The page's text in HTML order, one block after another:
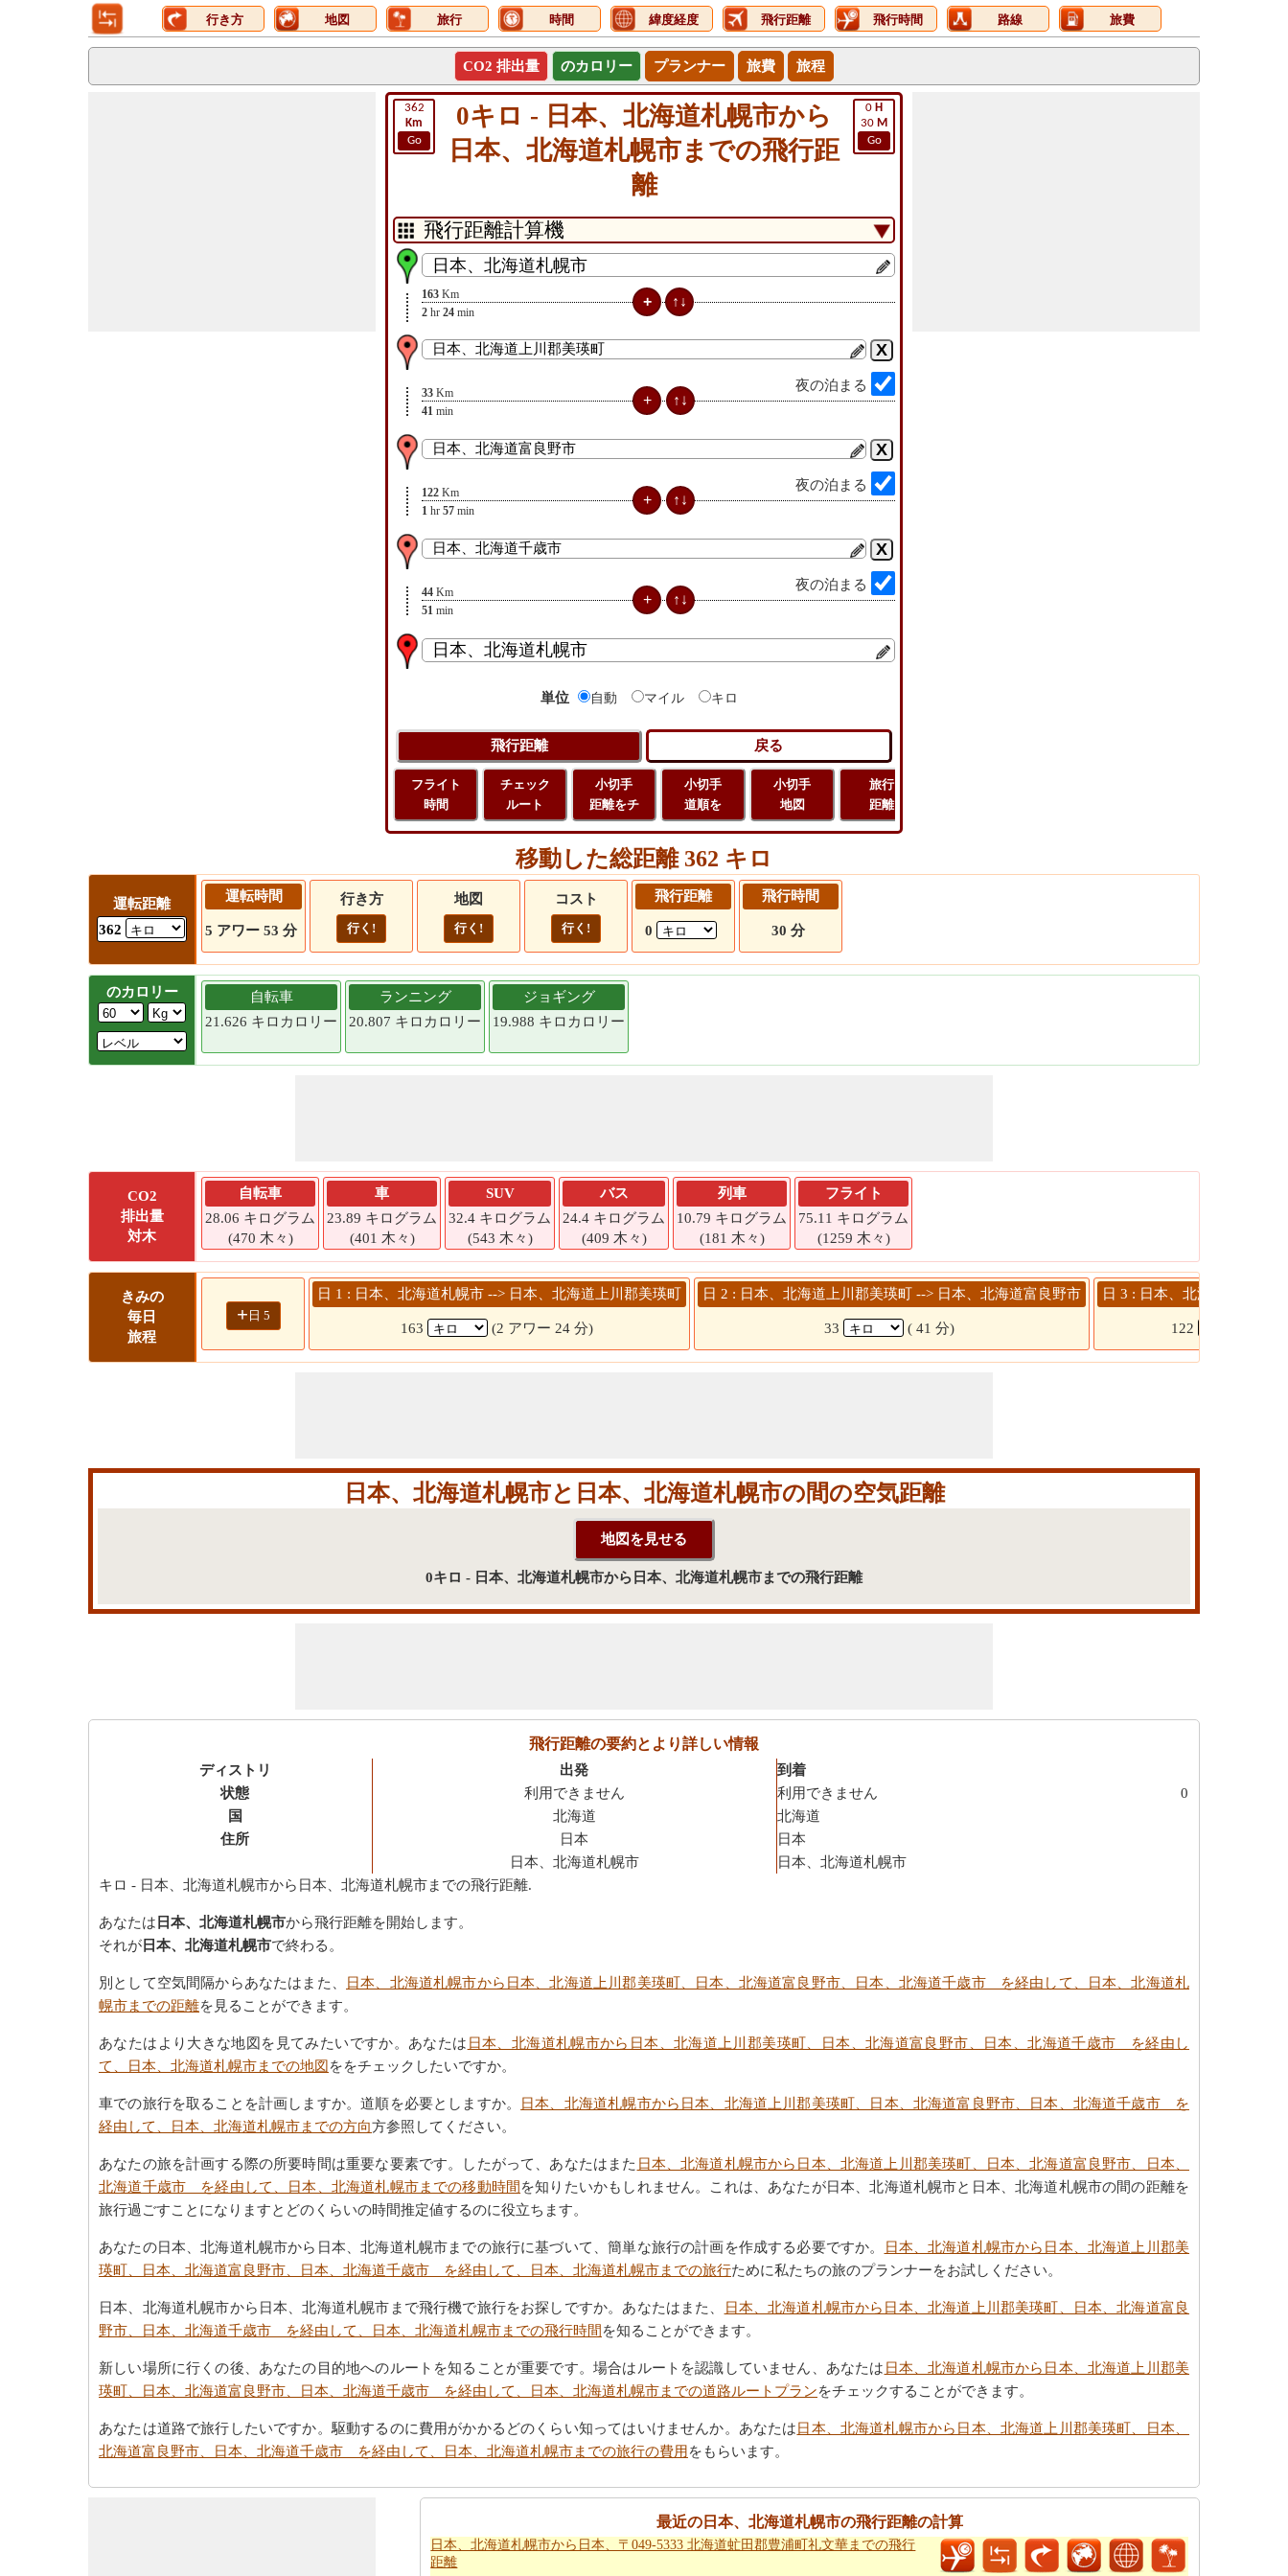
行き方 地図 旅行 時間 緯度経度 飛行距離 飛行時間 路線 旅費
CO2 排出量 のカロリー プランナー 旅費 旅程
362
Km
Go
0 H
30 M
Go
0キロ - 日本、北海道札幌市から
日本、北海道札幌市までの飛行距
離
163 Km
2 hr 24 min
夜の泊まる
33 Km
41 min
夜の泊まる
122 Km
1 hr 57 min
夜の泊まる
44 Km
51 min
単位 自動 マイル キロ
フライト
時間
チェック
ルート
小切手
距離をチ
小切手
道順を
小切手
地図
旅行
距離
移動した総距離 362 キロ
運転距離
362
運転時間
5 アワー 53 分
行き方
行く!
地図
行く!
コスト
行く!
飛行距離
0
飛行時間
30 分
のカロリー
自転車
21.626 キロカロリー
ランニング
20.807 キロカロリー
ジョギング
19.988 キロカロリー
CO2
排出量
対木
自転車
28.06 キログラム
(470 木々)
車
23.89 キログラム
(401 木々)
SUV
32.4 キログラム
(543 木々)
バス
24.4 キログラム
(409 木々)
列車
10.79 キログラム
(181 木々)
フライト
75.11 キログラム
(1259 木々)
きみの
毎日
旅程
+ 日 5
日 1 : 日本、北海道札幌市 --> 日本、北海道上川郡美瑛町
163 (2 アワー 24 分)
日 2 : 日本、北海道上川郡美瑛町 --> 日本、北海道富良野市
33 ( 41 分)
日 3 : 日本、北海道富良野
122
日本、北海道札幌市と日本、北海道札幌市の間の空気距離
0キロ - 日本、北海道札幌市から日本、北海道札幌市までの飛行距離
飛行距離の要約とより詳しい情報
ディストリ
状態
国
住所
出発
利用できません
北海道
日本
日本、北海道札幌市
到着
利用できません
北海道
日本
日本、北海道札幌市
0
キロ - 日本、北海道札幌市から日本、北海道札幌市までの飛行距離.
あなたは 日本、北海道札幌市から飛行距離を開始します。
それが 日本、北海道札幌市で終わる。
別として空気間隔からあなたはまた、
日本、北海道札幌市から日本、北海道上川郡美瑛町、日本、北海道富良野市、日本、北海道千歳市 を経由して、日本、北海道札
幌市までの距離を見ることができます。
あなたはより大きな地図を見てみたいですか。あなたは 日本、北海道札幌市から日本、北海道上川郡美瑛町、日本、北海道富良野市、日本、北海道千歳市 を経由し
て、日本、北海道札幌市までの地図ををチェックしたいですか。
車での旅行を取ることを計画しますか。道順を必要としますか。
日本、北海道札幌市から日本、北海道上川郡美瑛町、日本、北海道富良野市、日本、北海道千歳市 を
経由して、日本、北海道札幌市までの方向方参照してください。
あなたの旅を計画する際の所要時間は重要な要素です。したがって、あなたはまた 日本、北海道札幌市から日本、北海道上川郡美瑛町、日本、北海道富良野市、日本、
北海道千歳市 を経由して、日本、北海道札幌市までの移動時間を知りたいかもしれません。これは、あなたが日本、北海道札幌市と日本、北海道札幌市の間の距離を
旅行過ごすことになりますとどのくらいの時間推定値するのに役立ちます。
あなたの日本、北海道札幌市から日本、北海道札幌市までの旅行に基づいて、簡単な旅行の計画を作成する必要ですか。
日本、北海道札幌市から日本、北海道上川郡美
瑛町、日本、北海道富良野市、日本、北海道千歳市 を経由して、日本、北海道札幌市までの旅行ために私たちの旅のプランナーをお試しください。
日本、北海道札幌市から日本、北海道札幌市まで飛行機で旅行をお探しですか。あなたはまた、
日本、北海道札幌市から日本、北海道上川郡美瑛町、日本、北海道富良
野市、日本、北海道千歳市 を経由して、日本、北海道札幌市までの飛行時間を知ることができます。
新しい場所に行くの後、あなたの目的地へのルートを知ることが重要です。場合はルートを認識していません、あなたは 日本、北海道札幌市から日本、北海道上川郡美
瑛町、日本、北海道富良野市、日本、北海道千歳市 を経由して、日本、北海道札幌市までの道路ルートプランをチェックすることができます。
あなたは道路で旅行したいですか。駆動するのに費用がかかるどのくらい知ってはいけませんか。あなたは日本、北海道札幌市から日本、北海道上川郡美瑛町、日本、
北海道富良野市、日本、北海道千歳市 を経由して、日本、北海道札幌市までの旅行の費用をもらいます。
最近の日本、北海道札幌市の飛行距離の計算
日本、北海道札幌市から日本、〒049-5333 北海道虻田郡豊浦町礼文華までの飛行
距離